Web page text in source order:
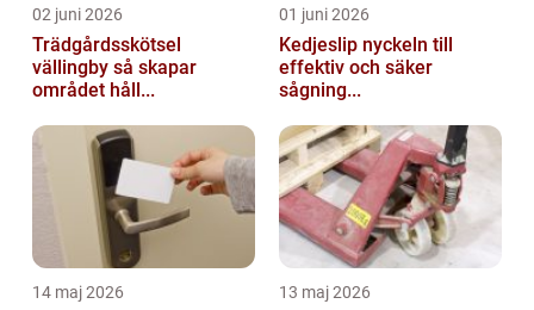
02 juni 2026
Trädgårdsskötsel
vällingby så skapar
området håll...
01 juni 2026
Kedjeslip nyckeln till
effektiv och säker
sågning...
14 maj 2026 13 maj 2026